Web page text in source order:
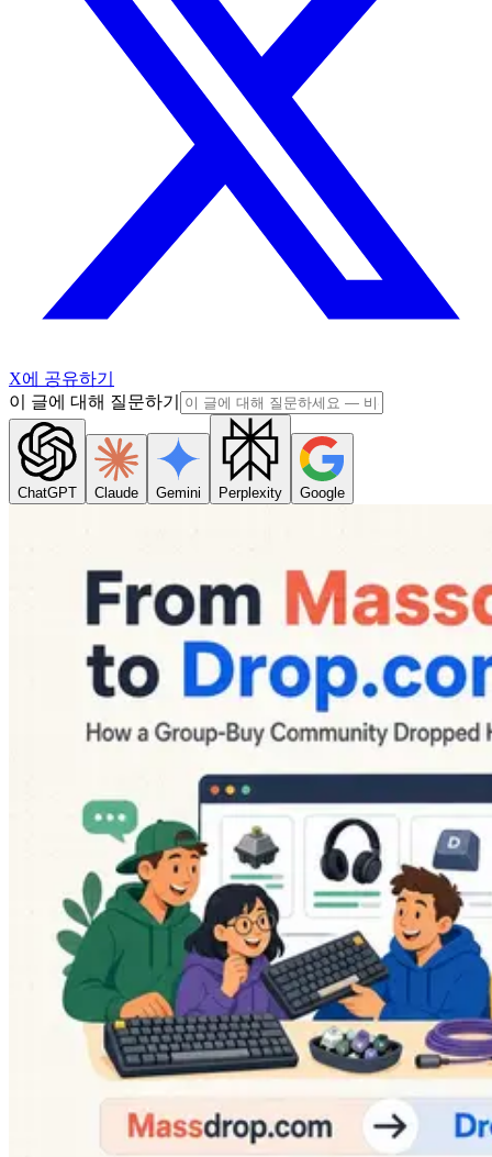
X에 공유하기
이 글에 대해 질문하기
ChatGPT Claude Gemini Perplexity Google